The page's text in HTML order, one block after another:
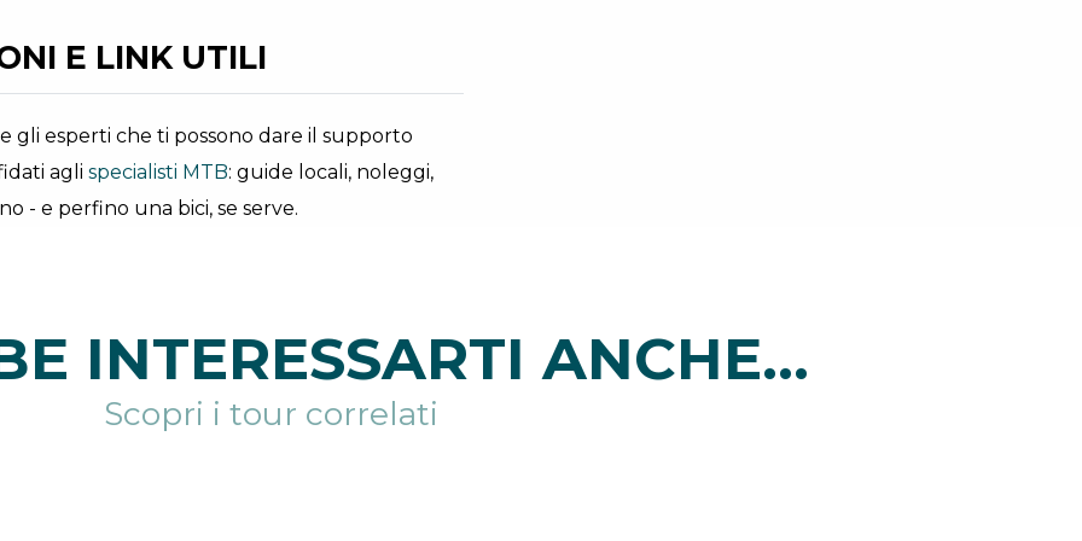
E LINK UTILI
gli esperti che ti possono dare il supporto
agli specialisti MTB: guide locali, noleggi,
- e perfino una bici, se serve.
INTERESSARTI ANCHE...
Scopri i tour correlati